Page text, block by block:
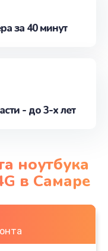
за 40 минут
- до 3-х лет
ноутбука
в Самаре